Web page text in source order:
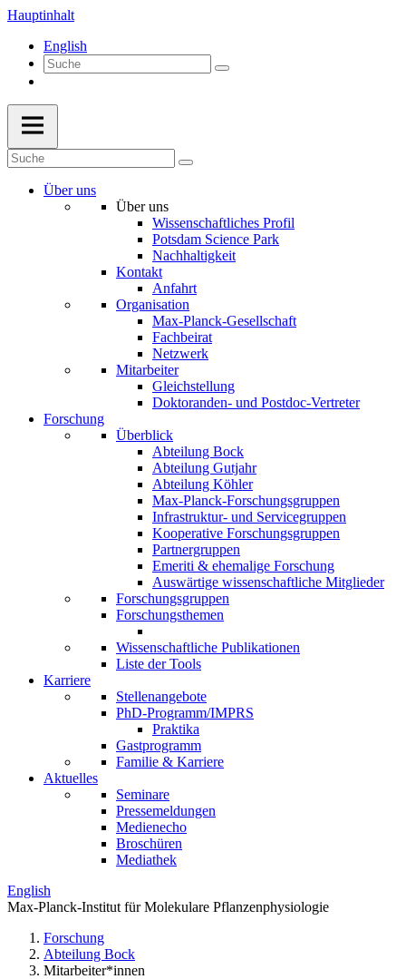
Hauptinhalt
English
Über uns
Über uns
Wissenschaftliches Profil
Potsdam Science Park
Nachhaltigkeit
Kontakt
Anfahrt
Organisation
Max-Planck-Gesellschaft
Fachbeirat
Netzwerk
Mitarbeiter
Gleichstellung
Doktoranden- und Postdoc-Vertreter
Forschung
Überblick
Abteilung Bock
Abteilung Gutjahr
Abteilung Köhler
Max-Planck-Forschungsgruppen
Infrastruktur- und Servicegruppen
Kooperative Forschungsgruppen
Partnergruppen
Emeriti & ehemalige Forschung
Auswärtige wissenschaftliche Mitglieder
Forschungsgruppen
Forschungsthemen
Wissenschaftliche Publikationen
Liste der Tools
Karriere
Stellenangebote
PhD-Programm/IMPRS
Praktika
Gastprogramm
Familie & Karriere
Aktuelles
Seminare
Pressemeldungen
Medienecho
Broschüren
Mediathek
English
Max-Planck-Institut für Molekulare Pflanzenphysiologie
Forschung
Abteilung Bock
Mitarbeiter*innen